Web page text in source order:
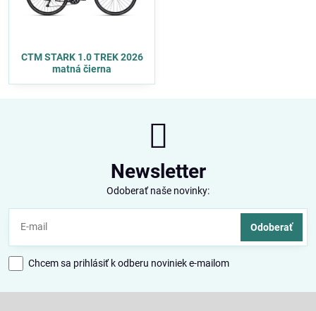
CTM STARK 1.0 TREK 2026
matná čierna
Newsletter
Odoberať naše novinky:
Odoberať
Chcem sa prihlásiť k odberu noviniek e-mailom